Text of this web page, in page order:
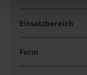
Einsatzbereich
Form